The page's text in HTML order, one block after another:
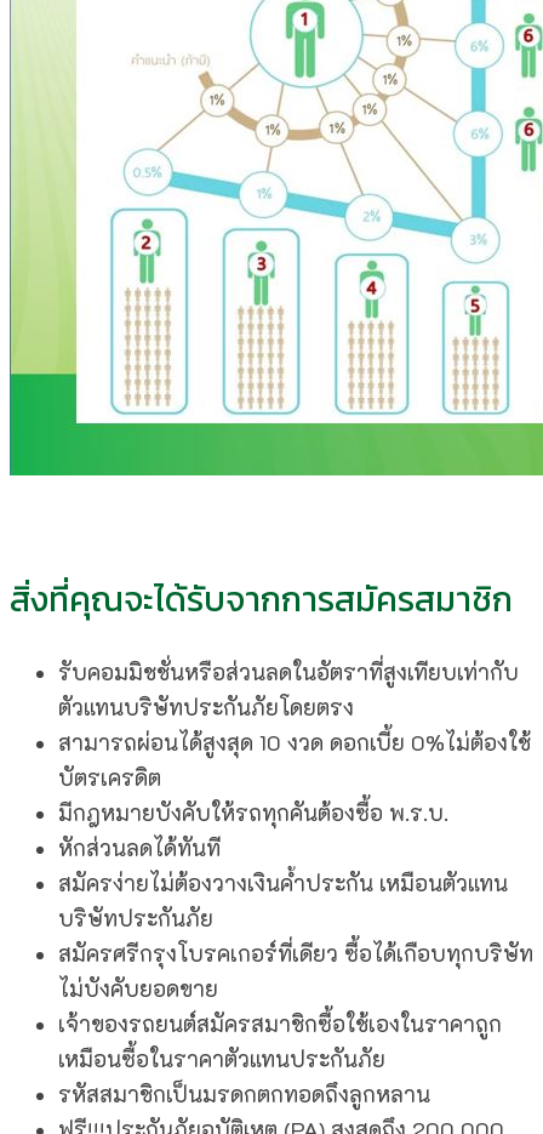
สิ่งที่คุณจะได้รับจากการสมัครสมาชิก
รับคอมมิชชั่นหรือส่วนลดในอัตราที่สูงเทียบเท่ากับ
ตัวแทนบริษัทประกันภัยโดยตรง
สามารถผ่อนได้สูงสุด 10 งวด ดอกเบี้ย 0%ไม่ต้องใช้
บัตรเครดิต
มีกฎหมายบังคับให้รถทุกคันต้องซื้อ พ.ร.บ.
หักส่วนลดได้ทันที
สมัครง่ายไม่ต้องวางเงินค้ำประกัน เหมือนตัวแทน
บริษัทประกันภัย
สมัครศรีกรุงโบรคเกอร์ที่เดียว ซื้อได้เกือบทุกบริษัท
ไม่บังคับยอดขาย
เจ้าของรถยนต์สมัครสมาชิกซื้อใช้เองในราคาถูก
เหมือนซื้อในราคาตัวแทนประกันภัย
รหัสสมาชิกเป็นมรดกตกทอดถึงลูกหลาน